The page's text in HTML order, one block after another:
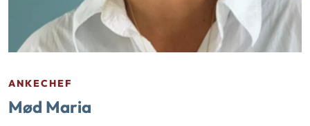
ANKECHEF
Mød Maria